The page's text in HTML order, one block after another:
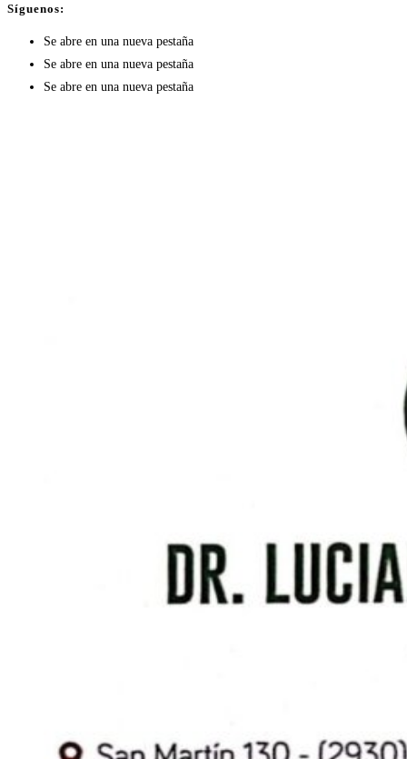
Síguenos:
Se abre en una nueva pestaña
Se abre en una nueva pestaña
Se abre en una nueva pestaña